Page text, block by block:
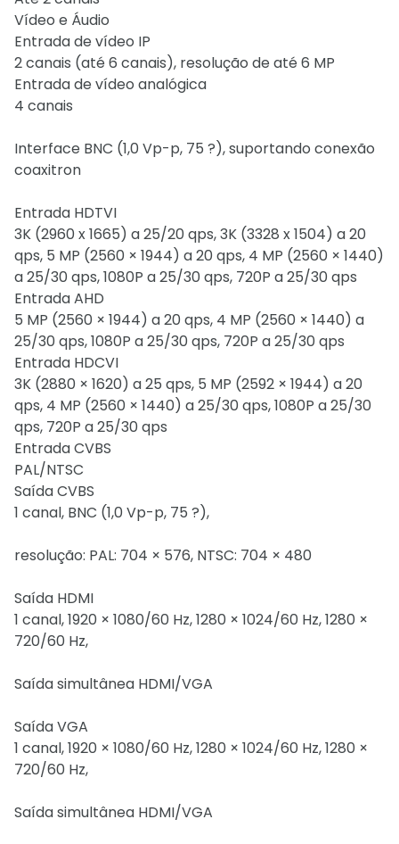
Vídeo e Áudio
Entrada de vídeo IP
2 canais (até 6 canais), resolução de até 6 MP
Entrada de vídeo analógica
4 canais
Interface BNC (1,0 Vp-p, 75 ?), suportando conexão
coaxitron
Entrada HDTVI
3K (2960 x 1665) a 25/20 qps, 3K (3328 x 1504) a 20
qps, 5 MP (2560 × 1944) a 20 qps, 4 MP (2560 × 1440)
a 25/30 qps, 1080P a 25/30 qps, 720P a 25/30 qps
Entrada AHD
5 MP (2560 × 1944) a 20 qps, 4 MP (2560 × 1440) a
25/30 qps, 1080P a 25/30 qps, 720P a 25/30 qps
Entrada HDCVI
3K (2880 × 1620) a 25 qps, 5 MP (2592 × 1944) a 20
qps, 4 MP (2560 × 1440) a 25/30 qps, 1080P a 25/30
qps, 720P a 25/30 qps
Entrada CVBS
PAL/NTSC
Saída CVBS
1 canal, BNC (1,0 Vp-p, 75 ?),
resolução: PAL: 704 × 576, NTSC: 704 × 480
Saída HDMI
1 canal, 1920 × 1080/60 Hz, 1280 × 1024/60 Hz, 1280 ×
720/60 Hz,
Saída simultânea HDMI/VGA
Saída VGA
1 canal, 1920 × 1080/60 Hz, 1280 × 1024/60 Hz, 1280 ×
720/60 Hz,
Saída simultânea HDMI/VGA